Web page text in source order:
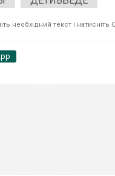
необхідний текст і